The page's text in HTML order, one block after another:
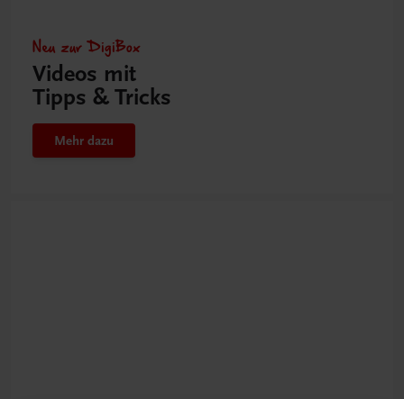
Neu zur DigiBox
Videos mit
Tipps & Tricks
Mehr dazu